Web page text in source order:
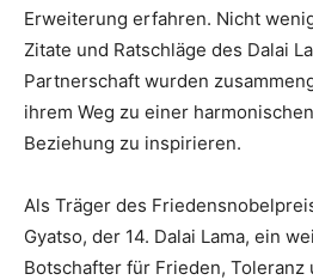
Thema
Erweiterung erfahren. Nicht
Zitate und Ratschläge des Dalai
Partnerschaft wurden
ihrem Weg zu einer
Beziehung zu inspirieren.
Als Träger des
Gyatso, der 14. Dalai Lama, ein
Botschafter für Frieden, Toleranz